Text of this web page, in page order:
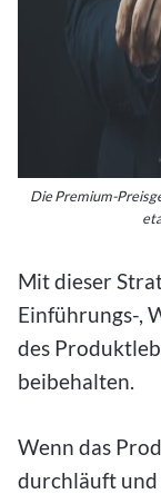
Die Premium-
Mit dieser
Einführungs-,
des
beibehalten.
Wenn das
durchläuft und